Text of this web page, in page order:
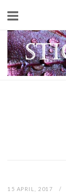
content
Home
15 APRIL, 2017